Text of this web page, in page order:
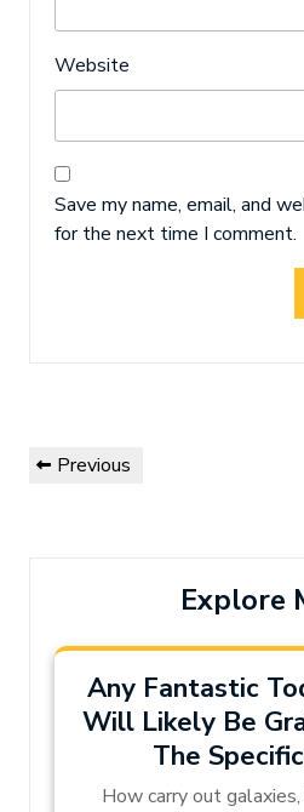
Website
Save my name, email, and
for the next time I comment.
Post
navigation
Previous
Previous
Explore
Any Fantastic
Will Likely Be
The
How carry out